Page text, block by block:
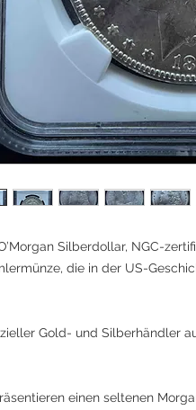
Silberdollar, NGC-
die in der US-
Gold- und Silberhändler
einen seltenen